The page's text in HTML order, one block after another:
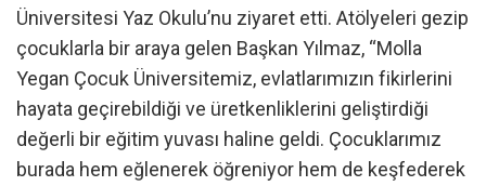
Üniversitesi Yaz Okulu’nu ziyaret etti. Atölyeleri gezip
çocuklarla bir araya gelen Başkan Yılmaz, “Molla
Yegan Çocuk Üniversitemiz, evlatlarımızın fikirlerini
hayata geçirebildiği ve üretkenliklerini geliştirdiği
değerli bir eğitim yuvası haline geldi. Çocuklarımız
burada hem eğlenerek öğreniyor hem de keşfederek